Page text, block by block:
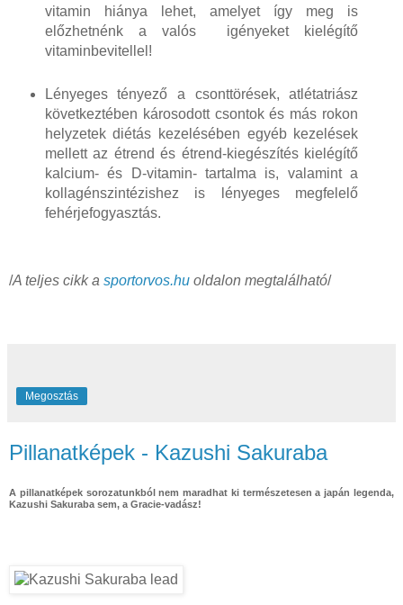
vitamin hiánya lehet, amelyet így meg is
előzhetnénk a valós igényeket kielégítő
vitaminbevitellel!
Lényeges tényező a csonttörések, atlétatriász
következtében károsodott csontok és más rokon
helyzetek diétás kezelésében egyéb kezelések
mellett az étrend és étrend-kiegészítés kielégítő
kalcium- és D-vitamin- tartalma is, valamint a
kollagénszintézishez is lényeges megfelelő
fehérjefogyasztás.
/A teljes cikk a sportorvos.hu oldalon megtalálható/
Megosztás
Pillanatképek - Kazushi Sakuraba
A pillanatképek sorozatunkból nem maradhat ki természetesen a japán legenda,
Kazushi Sakuraba sem, a Gracie-vadász!